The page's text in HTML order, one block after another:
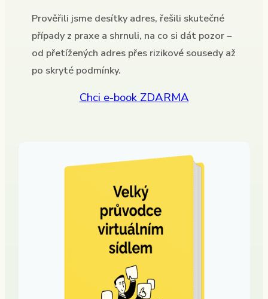
Prověřili jsme desítky adres, řešili skutečné
případy z praxe a shrnuli, na co si dát pozor –
od přetížených adres přes rizikové sousedy až
po skryté podmínky.
Chci e-book ZDARMA